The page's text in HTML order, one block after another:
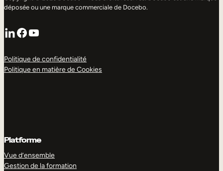
déposée ou une marque commerciale de Docebo.
LinkedIn
Facebook
YouTube
Politique de confidentialité
Politique en matière de Cookies
Platforme
Vue d’ensemble
Gestion de la formation